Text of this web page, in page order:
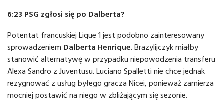
6:23 PSG zgłosi się po Dalberta?
Potentat francuskiej Lique 1 jest podobno zainteresowany
sprowadzeniem Dalberta Henrique. Brazylijczyk miałby
stanowić alternatywę w przypadku niepowodzenia transferu
Alexa Sandro z Juventusu. Luciano Spalletti nie chce jednak
rezygnować z usług byłego gracza Nicei, ponieważ zamierza
mocniej postawić na niego w zbliżającym się sezonie.